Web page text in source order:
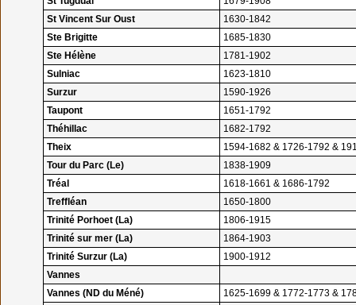
St Vincent Sur Oust
1630-1842
Ste Brigitte
1685-1830
Ste Hélène
1781-1902
Sulniac
1623-1810
Surzur
1590-1926
Taupont
1651-1792
Théhillac
1682-1792
Theix
1594-1682 & 1726-1792 &
Tour du Parc (Le)
1838-1909
Tréal
1618-1661 & 1686-1792
Treffléan
1650-1800
Trinité Porhoet (La)
1806-1915
Trinité sur mer (La)
1864-1903
Trinité Surzur (La)
1900-1912
Vannes
Vannes (ND du Méné)
1625-1699 & 1772-1773 &